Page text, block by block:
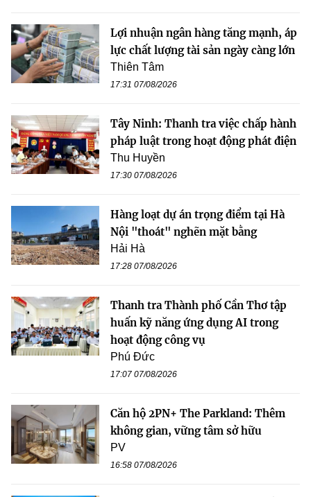
Lợi nhuận ngân hàng tăng mạnh, áp
lực chất lượng tài sản ngày càng lớn
Thiên Tâm
17:31 07/08/2026
Tây Ninh: Thanh tra việc chấp hành
pháp luật trong hoạt động phát điện
Thu Huyền
17:30 07/08/2026
Hàng loạt dự án trọng điểm tại Hà
Nội "thoát" nghẽn mặt bằng
Hải Hà
17:28 07/08/2026
Thanh tra Thành phố Cần Thơ tập
huấn kỹ năng ứng dụng AI trong
hoạt động công vụ
Phú Đức
17:07 07/08/2026
Căn hộ 2PN+ The Parkland: Thêm
không gian, vững tâm sở hữu
PV
16:58 07/08/2026